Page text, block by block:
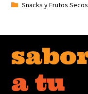
Snacks y Frutos Secos